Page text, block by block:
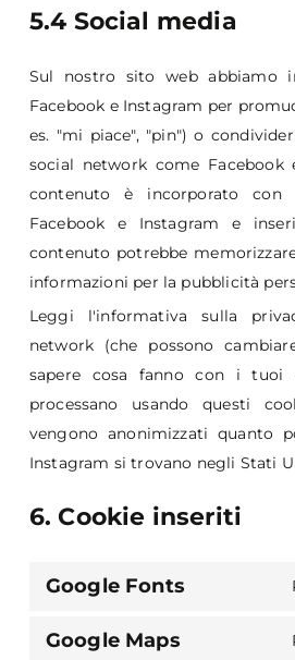
5.4 Social media
Sul nostro sito web abbiamo
Facebook e Instagram per
es. "mi piace", "pin") o
social network come Facebook
contenuto è incorporato con
Facebook e Instagram e
contenuto potrebbe
informazioni per la pubblicità
Leggi l'informativa sulla
network (che possono
sapere cosa fanno con i tuoi
processano usando questi
vengono anonimizzati quanto
Instagram si trovano negli Stati
6. Cookie inseriti
Google Fonts
Google Maps